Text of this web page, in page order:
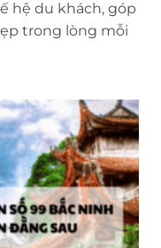
hệ du khách, góp
trong lòng mỗi